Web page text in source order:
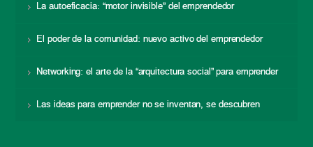
La autoeficacia: “motor invisible” del emprendedor
El poder de la comunidad: nuevo activo del emprendedor
Networking: el arte de la “arquitectura social” para emprender
Las ideas para emprender no se inventan, se descubren